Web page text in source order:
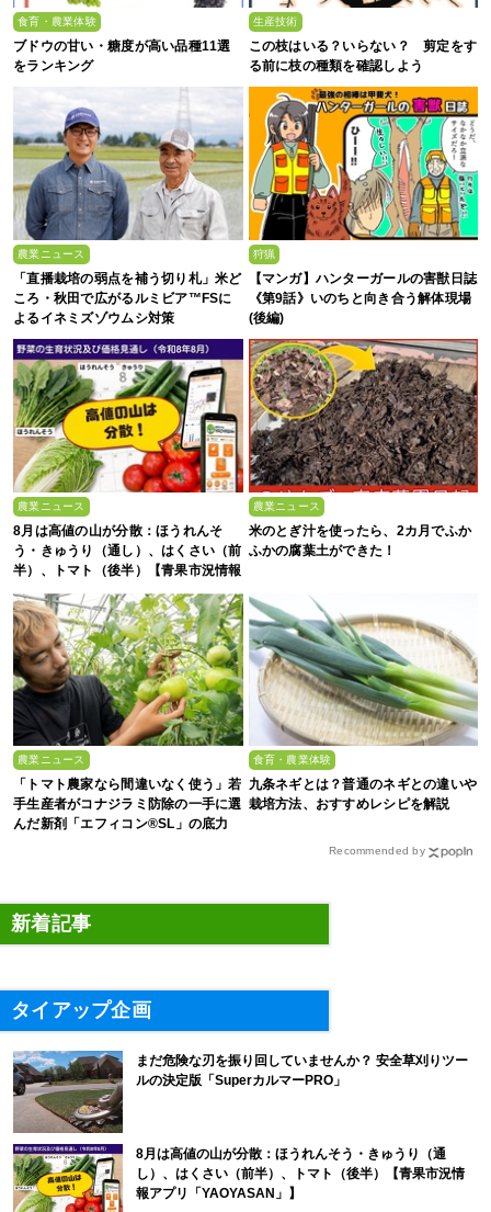
食育・農業体験
ブドウの甘い・糖度が高い品種11選
をランキング
生産技術
この枝はいる？いらない？ 剪定をす
る前に枝の種類を確認しよう
農業ニュース
「直播栽培の弱点を補う切り札」米ど
ころ・秋田で広がるルミビア™FSに
よるイネミズゾウムシ対策
狩猟
【マンガ】ハンターガールの害獣日誌
《第9話》いのちと向き合う解体現場
(後編)
農業ニュース
8月は高値の山が分散：ほうれんそ
う・きゅうり（通し）、はくさい（前
半）、トマト（後半）【青果市況情報
農業ニュース
米のとぎ汁を使ったら、2カ月でふか
ふかの腐葉土ができた！
農業ニュース
「トマト農家なら間違いなく使う」若
手生産者がコナジラミ防除の一手に選
んだ新剤「エフィコン®SL」の底力
食育・農業体験
九条ネギとは？普通のネギとの違いや
栽培方法、おすすめレシピを解説
Recommended by
新着記事
タイアップ企画
まだ危険な刃を振り回していませんか？ 安全草刈りツー
ルの決定版「SuperカルマーPRO」
8月は高値の山が分散：ほうれんそう・きゅうり（通
し）、はくさい（前半）、トマト（後半）【青果市況情
報アプリ「YAOYASAN」】